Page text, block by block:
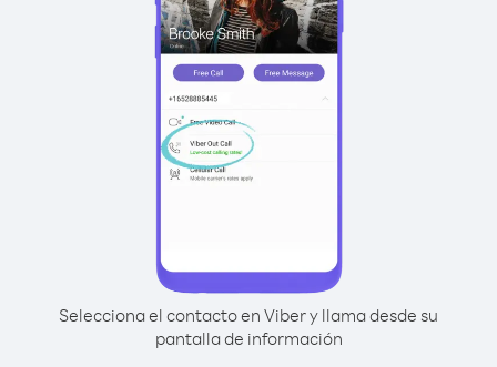
Selecciona el contacto en Viber y llama desde su
pantalla de información